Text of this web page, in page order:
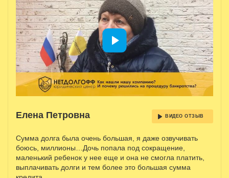
Елена Петровна ВИДЕО ОТЗЫВ
Сумма долга была очень большая, я даже озвучивать
боюсь, миллионы…Дочь попала под сокращение,
маленький ребенок у нее еще и она не смогла платить,
выплачивать долги и тем более это большая сумма